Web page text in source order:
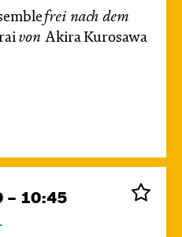
frei nach dem
von Akira Kurosawa
– 10:45